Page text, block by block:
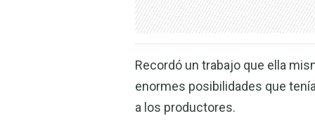
Recordó un trabajo que ella
enormes posibilidades que
a los productores.